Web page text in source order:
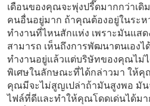
เดือนของคุณจะพุ่งปรี๊ดมากกว่าเดิ
คนอื่นอยู่มาก ถ้าคุณต้องอยู่ในระห
ทำงานที่ไหนสักแห่ง เพราะมันแส
สามารถ เห็นถึงการพัฒนาตนเอง
ทำงานอยู่แล้วแต่บริษัทของคุณไม่
พิเศษในลักษณะที่ได้กล่าวมา ให้คุ
คุณมีจะไม่สูญเปล่าถ้ามันสูงพอ มัน
ไฟล์ที่ดีและทำให้คุณโดดเด่นได้ม